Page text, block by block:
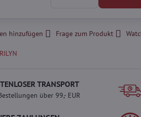
hinzufügen Frage zum Produkt
TRANSPORT
über 99,- EUR